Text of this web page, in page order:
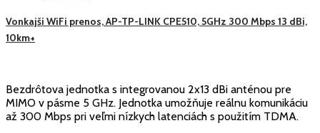
Vonkajši WiFi prenos, AP-TP-LINK CPE510, 5GHz 300 Mbps 13 dBi,
10km+
Bezdrôtova jednotka s integrovanou 2x13 dBi anténou pre
MIMO v pásme 5 GHz. Jednotka umožňuje reálnu komunikáciu
až 300 Mbps pri veľmi nízkych latenciách s použitím TDMA.